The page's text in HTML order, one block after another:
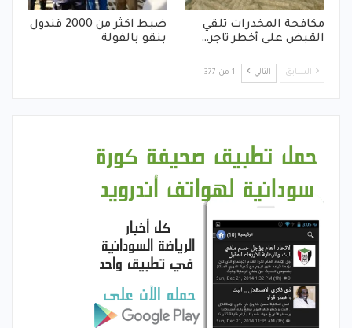
مكافحة المخدرات تلقي
القبض على أخطر تاجر…
ضبط اكثر من 2000 قندول
بنقو بالفولة
السابق التالي 1 من 377